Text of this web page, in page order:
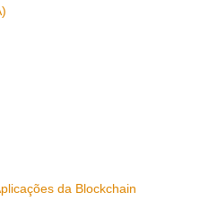
da Blockchain